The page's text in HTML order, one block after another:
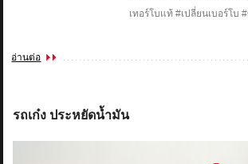
เทอร์โบแท้ #เปลี่ยนเบอร์โบ
อ่านต่อ
รถเก๋ง ประหยัดน้ำมัน